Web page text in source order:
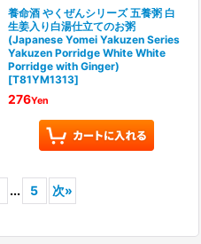
養命酒 やくぜんシリーズ 五養粥 白
生姜入り白湯仕立てのお粥
(Japanese Yomei Yakuzen Series
Yakuzen Porridge White White
Porridge with Ginger)
[T81YM1313]
276Yen
... 5 次»